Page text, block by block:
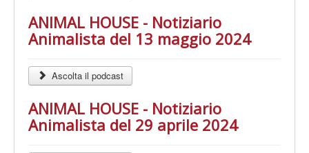
ANIMAL HOUSE - Notiziario
Animalista del 13 maggio 2024
Ascolta il podcast
ANIMAL HOUSE - Notiziario
Animalista del 29 aprile 2024